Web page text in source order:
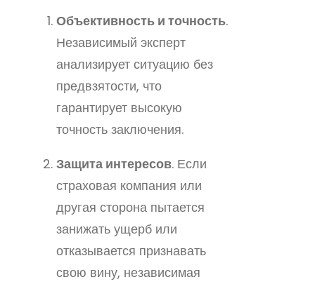
Объективность и точность.
Независимый эксперт
анализирует ситуацию без
предвзятости, что
гарантирует высокую
точность заключения.
Защита интересов. Если
страховая компания или
другая сторона пытается
занижать ущерб или
отказывается признавать
свою вину, независимая